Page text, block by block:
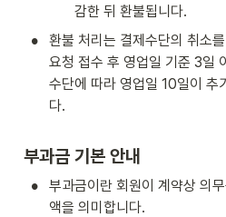
감한 뒤 환불됩니다.
•
환불 처리는 결제수단의 취소
요청 접수 후 영업일 기준 3일
수단에 따라 영업일 10일이 추
다.
부과금 기본 안내
•
부과금이란 회원이 계약상 의
액을 의미합니다.